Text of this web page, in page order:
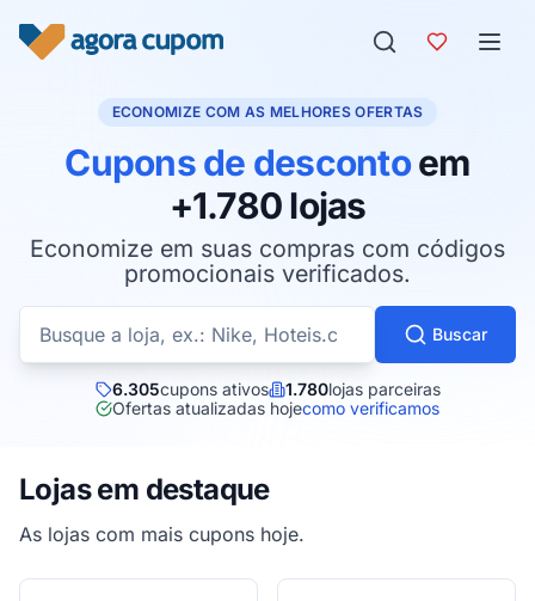
ECONOMIZE COM AS MELHORES OFERTAS
Cupons de descontoem
+1.780 lojas
Economize em suas compras com códigos
promocionais verificados.
Buscar cupons por loja
Buscar
6.305cupons ativos 1.780lojas parceiras
Ofertas atualizadas hojecomo verificamos
Lojas em destaque
As lojas com mais cupons hoje.